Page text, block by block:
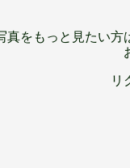
真をもっと見たい方
リ